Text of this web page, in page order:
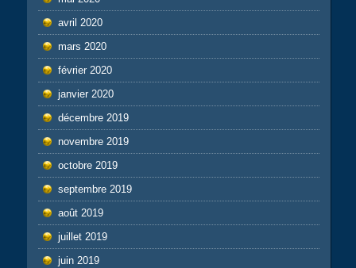
avril 2020
mars 2020
février 2020
janvier 2020
décembre 2019
novembre 2019
octobre 2019
septembre 2019
août 2019
juillet 2019
juin 2019